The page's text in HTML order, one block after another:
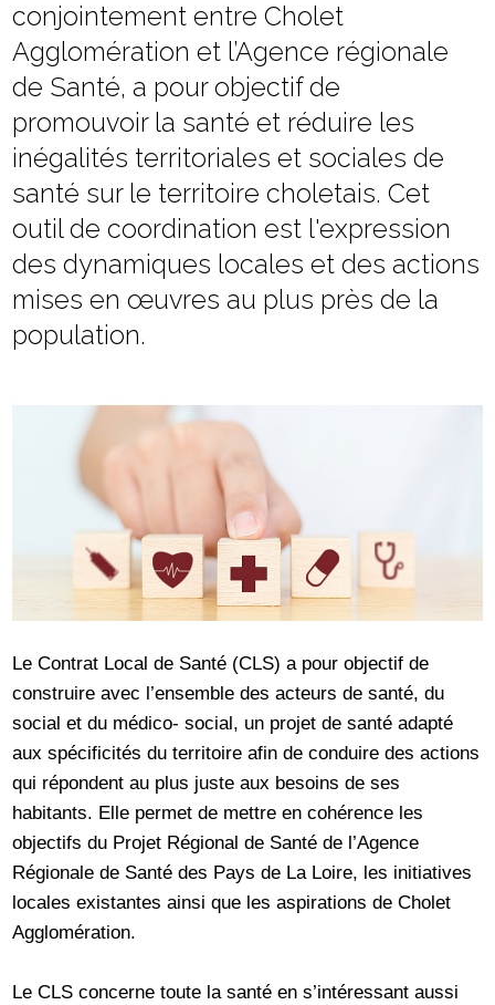
conjointement entre Cholet
Agglomération et l’Agence régionale
de Santé, a pour objectif de
promouvoir la santé et réduire les
inégalités territoriales et sociales de
santé sur le territoire choletais. Cet
outil de coordination est l'expression
des dynamiques locales et des actions
mises en œuvres au plus près de la
population.
Le Contrat Local de Santé (CLS) a pour objectif de
construire avec l’ensemble des acteurs de santé, du
social et du médico- social, un projet de santé adapté
aux spécificités du territoire afin de conduire des actions
qui répondent au plus juste aux besoins de ses
habitants. Elle permet de mettre en cohérence les
objectifs du Projet Régional de Santé de l’Agence
Régionale de Santé des Pays de La Loire, les initiatives
locales existantes ainsi que les aspirations de Cholet
Agglomération.
Le CLS concerne toute la santé en s’intéressant aussi